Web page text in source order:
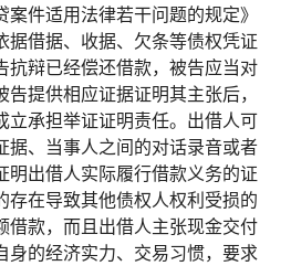
件适用法律若干问题的规定》
据借据、收据、欠条等债权凭证
抗辩已经偿还借款，被告应当对
提供相应证据证明其主张后，
立承担举证证明责任。出借人可
据、当事人之间的对话录音或者
明出借人实际履行借款义务的证
存在导致其他债权人权利受损的
借款，而且出借人主张现金交付
身的经济实力、交易习惯，要求